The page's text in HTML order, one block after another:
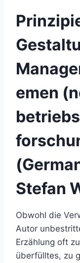
emen
Stefan
Obwohl die
Autor
Erzählung oft
überfülltes, zu